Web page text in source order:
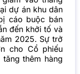
dự án khu dân
cáo buộc bán
đến khởi tố và
2025. Sự trở
cho Cổ phiếu
thêm hàng